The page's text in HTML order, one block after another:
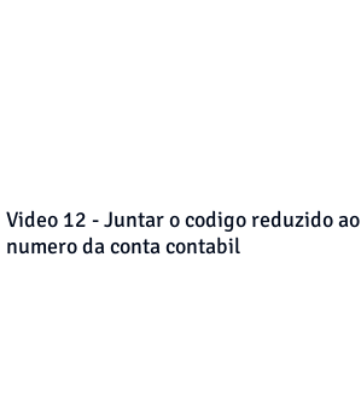
Video 12 - Juntar o codigo reduzido ao
numero da conta contabil